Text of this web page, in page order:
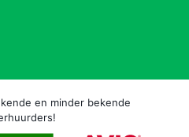
en minder bekende